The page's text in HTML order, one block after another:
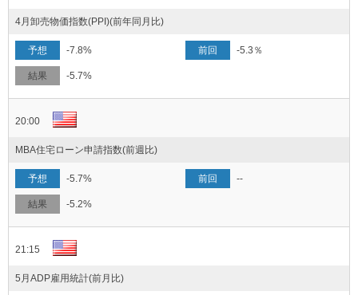
4月卸売物価指数(PPI)(前年同月比)
-7.8% -5.3％
-5.7%
20:00
MBA住宅ローン申請指数(前週比)
-5.7% --
-5.2%
21:15
5月ADP雇用統計(前月比)